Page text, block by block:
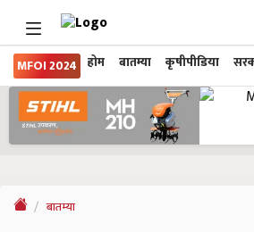
MFOI 2024 होम बातम्या कृषीपीडिया
बातम्या